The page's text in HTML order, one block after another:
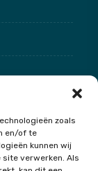
zoals
en/of te
kunnen wij
verwerken. Als